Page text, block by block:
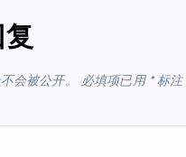
会被公开。 必填项已用 *标注